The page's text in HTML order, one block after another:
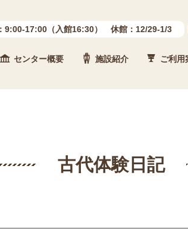
埋蔵文化財センター
9:00-17:00（入館16:30） 休館：12/29-1/3
センター概要 施設紹介 ご利用
古代体験日記